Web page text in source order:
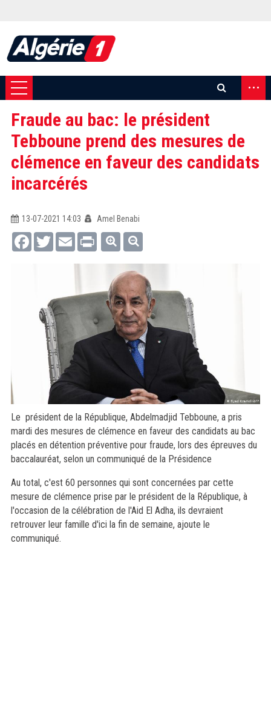
...
Fraude au bac: le président
Tebboune prend des mesures de
clémence en faveur des candidats
incarcérés
13-07-2021 14:03
Amel Benabi
FacebookTwitterEmail Print
Le président de la République, Abdelmadjid Tebboune, a pris
mardi des mesures de clémence en faveur des candidats au bac
placés en détention préventive pour fraude, lors des épreuves du
baccalauréat, selon un communiqué de la Présidence
Au total, c'est 60 personnes qui sont concernées par cette
mesure de clémence prise par le président de la République, à
l'occasion de la célébration de l'Aid El Adha, ils devraient
retrouver leur famille d'ici la fin de semaine, ajoute le
communiqué.